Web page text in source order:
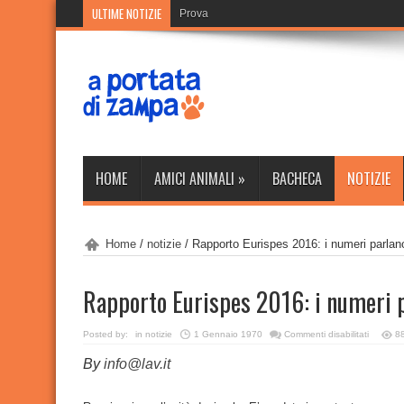
ULTIME NOTIZIE Prova
HOME AMICI ANIMALI » BACHECA NOTIZIE
Home / notizie / Rapporto Eurispes 2016: i numeri
Rapporto Eurispes 2016: i numeri
Posted by: in notizie 1 Gennaio 1970 Commenti disabilitatisu
Byinfo@lav.it